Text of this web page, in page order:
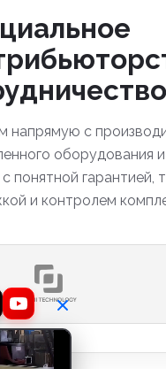
напрямую с
оборудования
понятной гарантией,
и контролем